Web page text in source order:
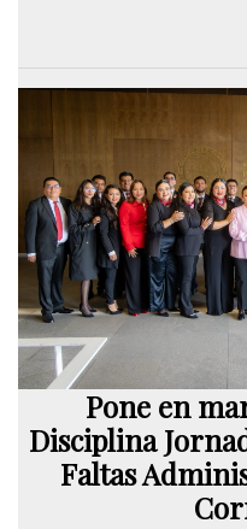
Pone en
Disciplina
Faltas